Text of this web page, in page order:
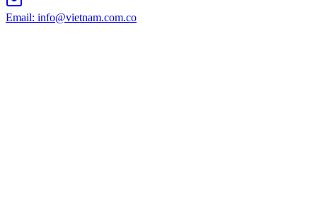
Email: info@vietnam.com.co